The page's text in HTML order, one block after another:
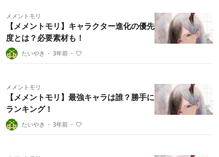
メメントモリ
【メメントモリ】キャラクター進化の優先
度とは？必要素材も！
たいやき ・ 3年前 ・
メメントモリ
【メメントモリ】最強キャラは誰？勝手に
ランキング！
たいやき ・ 3年前 ・